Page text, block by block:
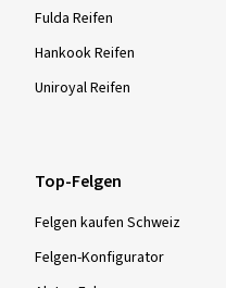
Fulda Reifen
Hankook Reifen
Uniroyal Reifen
Top-Felgen
Felgen kaufen Schweiz
Felgen-Konfigurator